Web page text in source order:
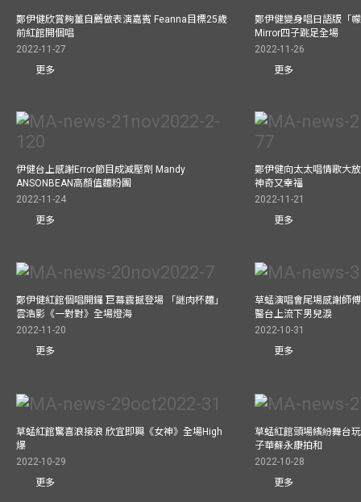
鄭伊健欣賞夠薑自薦做表演嘉賓 Feanna目標25歲
前紅館開個唱
2022-11-27
更多
鄭伊健變身唱日語版「
Mirror四子跳足全場
2022-11-26
更多
伊健台上感謝Error節目成減壓劑 Mandy
ANSONBEAN高顏值麵粉團
2022-11-24
更多
鄭伊健向太太唱情歌大
神奇又幸福
2022-11-21
更多
鄭伊健紅館個唱開鑼 巨幕震撼登場 「謎肉杯麵」
雲浩影《一對對》全場燈海
2022-11-20
更多
草蜢演唱會尾場感謝師
醫台上流下男兒淚
2022-10-31
更多
草蜢紅館驚喜浪接浪 欣宜即興《女神》全場High
爆
2022-10-29
更多
草蜢紅館頭場繽紛舞台
子華蘇永康拍和
2022-10-28
更多